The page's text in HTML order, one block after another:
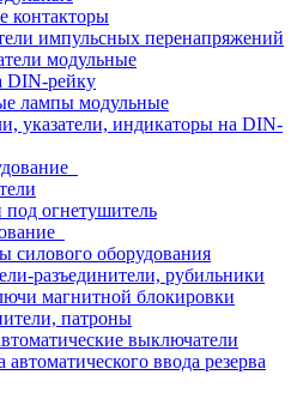
контакторы
импульсных перенапряжений
модульные
DIN-рейку
лампы модульные
указатели, индикаторы на DIN-
под огнетушитель
силового оборудования
разъединители, рубильники
магнитной блокировки
патроны
выключатели
автоматического ввода резерва